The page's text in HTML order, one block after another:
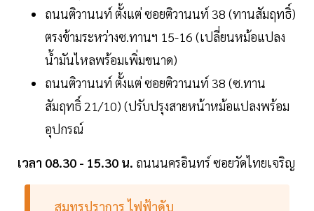
ถนนติวานนท์ ตั้งแต่ ซอยติวานนท์ 38 (ทานสัมฤทธิ์)
ตรงข้ามระหว่างซ.ทานฯ 15-16 (เปลี่ยนหม้อแปลง
น้ำมันไหลพร้อมเพิ่มขนาด)
ถนนติวานนท์ ตั้งแต่ ซอยติวานนท์ 38 (ซ.ทาน
สัมฤทธิ์ 21/10) (ปรับปรุงสายหน้าหม้อแปลงพร้อม
อุปกรณ์
เวลา 08.30 - 15.30 น. ถนนนครอินทร์ ซอยวัดไทยเจริญ
สมุทรปราการ ไฟฟ้าดับ